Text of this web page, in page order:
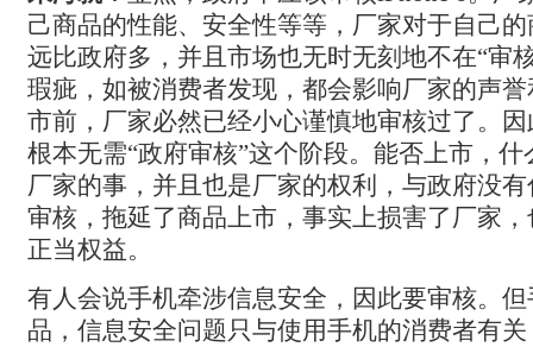
己商品的性能、安全性等等，厂家对于自己
远比政府多，并且市场也无时无刻地不在“审
瑕疵，如被消费者发现，都会影响厂家的声
市前，厂家必然已经小心谨慎地审核过了。
根本无需“政府审核”这个阶段。能否上市，
厂家的事，并且也是厂家的权利，与政府没
审核，拖延了商品上市，事实上损害了厂家
正当权益。
有人会说手机牵涉信息安全，因此要审核。
品，信息安全问题只与使用手机的消费者有关